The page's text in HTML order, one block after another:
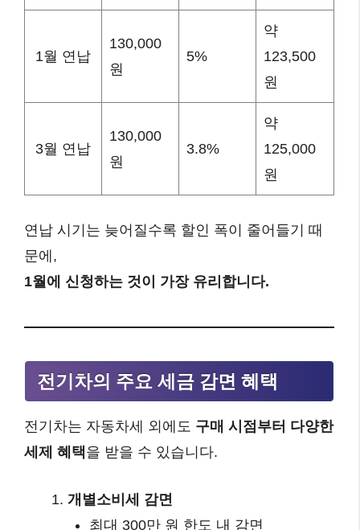
1월 연납
130,000
원
5%
약
123,500
원
3월 연납
130,000
원
3.8%
약
125,000
원
연납 시기는 늦어질수록 할인 폭이 줄어들기 때
문에,
1월에 신청하는 것이 가장 유리합니다.
전기차의 주요 세금 감면 혜택
전기차는 자동차세 외에도 구매 시점부터 다양한
세제 혜택을 받을 수 있습니다.
개별소비세 감면
최대 300만 원 한도 내 감면